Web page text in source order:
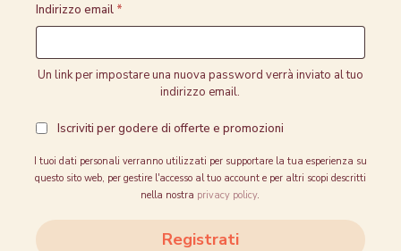
Indirizzo email *Richiesto
Un link per impostare una nuova password verrà inviato al tuo
indirizzo email.
Iscriviti per godere di offerte e promozioni
I tuoi dati personali verranno utilizzati per supportare la tua esperienza su
questo sito web, per gestire l'accesso al tuo account e per altri scopi descritti
nella nostra privacy policy.
Registrati